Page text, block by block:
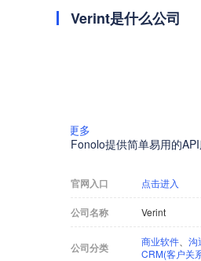
Verint是什么公司
更多
Fonolo提供简单易用的
官网入口 点击进入
公司名称 Verint
公司分类 商业软件 沟
CRM(客户关